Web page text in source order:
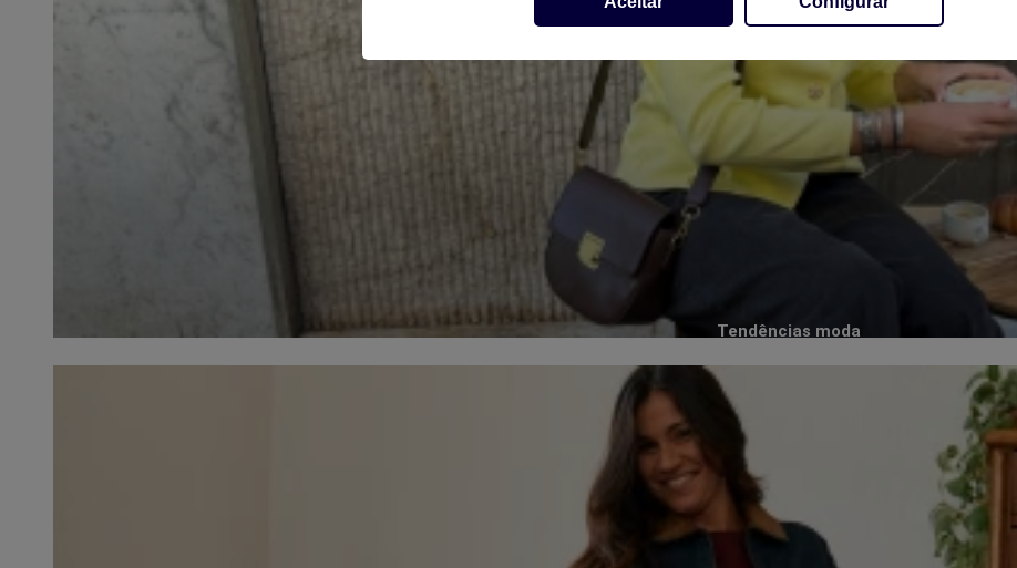
Tendências moda